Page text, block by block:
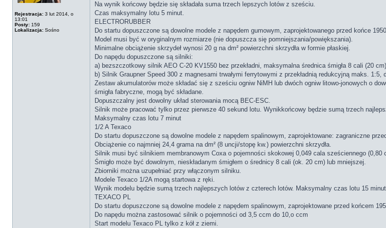
Rejestracja: 3 lut 2014, o
13:01
Posty: 159
Lokalizacja: Sośno
Na wynik końcowy będzie się składała suma trzech lepszych lotów z sześciu.
Czas maksymalny lotu 5 minut.
ELECTRORUBBER
Do startu dopuszczone są dowolne modele z napędem gumowym, zaprojektowanego przed końce
Model musi być w oryginalnym rozmiarze (nie dopuszcza się pomniejszania/powiększania).
Minimalne obciążenie skrzydeł wynosi 20 g na dm² powierzchni skrzydła w formie płaskiej.
Do napędu dopuszczone są silniki:
a) bezszczotkowy silnik AEO C-20 KV1550 bez przekładni, maksymalna średnica śmigła 8 cali (20
b) Silnik Graupner Speed ​​300 z magnesami trwałymi ferrytowymi z przekładnią redukcyjną maks.
Zestaw akumulatorów może składać się z sześciu ogniw NiMH lub dwóch ogniw litowo-jonowych o
śmigła fabryczne, mogą być składane.
Dopuszczalny jest dowolny układ sterowania mocą BEC-ESC.
Silnik może pracować tylko przez pierwsze 40 sekund lotu. Wynikkońcowy będzie sumą trzech
Maksymalny czas lotu 7 minut
1/2 A Texaco
Do startu dopuszczone są dowolne modele z napędem spalinowym, zaprojektowane: zagraniczne
Obciążenie co najmniej 24,4 grama na dm² (8 uncji/stopę kw.) powierzchni skrzydła.
Silnik musi być silnikiem membranowym Coxa o pojemności skokowej 0,049 cala sześciennego (0,80
Śmigło może być dowolnym, nieskładanym śmigłem o średnicy 8 cali (ok. 20 cm) lub mniejszej.
Zbiorniki można uzupełniać przy włączonym silniku.
Modele Texaco 1/2A mogą startowa z ręki.
Wynik modelu będzie sumą trzech najlepszych lotów z czterech lotów. Maksymalny czas lotu 15
TEXACO PL
Do startu dopuszczone są dowolne modele z napędem spalinowym, zaprojektowane przed końcem
Do napędu można zastosować silnik o pojemności od 3,5 ccm do 10,o ccm
Start modelu Texaco PL tylko z kół z ziemi.